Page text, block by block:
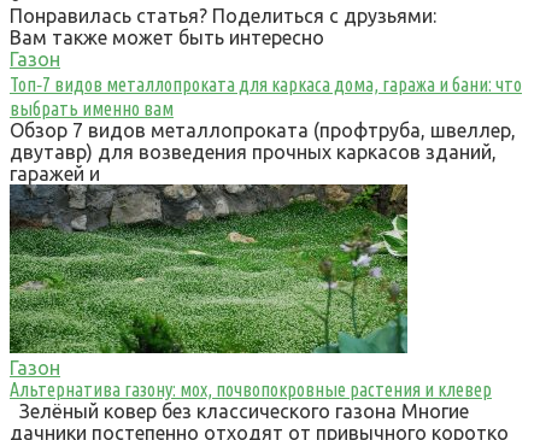
Понравилась статья? Поделиться с друзьями:
Вам также может быть интересно
Газон
Топ‑7 видов металлопроката для каркаса дома, гаража и бани: что
выбрать именно вам
Обзор 7 видов металлопроката (профтруба, швеллер,
двутавр) для возведения прочных каркасов зданий,
гаражей и
Газон
Альтернатива газону: мох, почвопокровные растения и клевер
Зелёный ковер без классического газона Многие
дачники постепенно отходят от привычного коротко